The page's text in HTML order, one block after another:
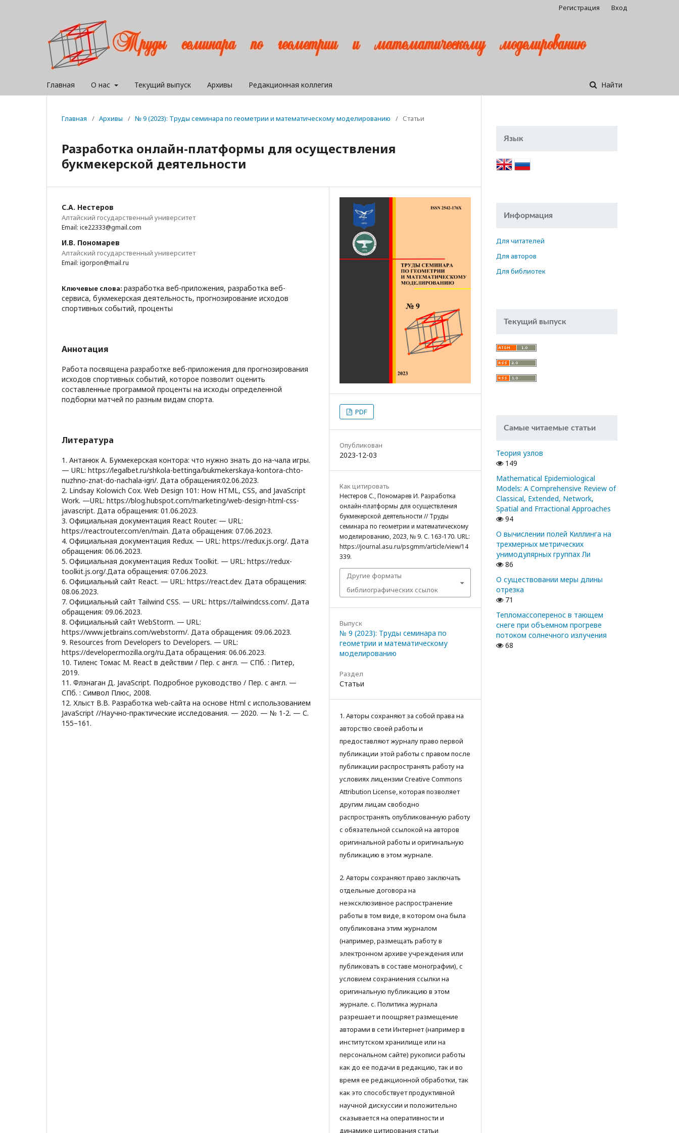
Главная О нас Текущий выпуск Архивы Редакционная коллегия Найти
Регистрация Вход
Главная / Архивы / № 9 (2023): Труды семинара по геометрии и математическому моделированию / Статьи
Разработка онлайн-платформы для осуществления
букмекерской деятельности
С.А. Нестеров
Алтайский государственный университет
Email: ice22333@gmail.com
И.В. Пономарев
Алтайский государственный университет
Email: igorpon@mail.ru
Ключевые слова: разработка веб-приложения, разработка веб-
сервиса, букмекерская деятельность, прогнозирование исходов
спортивных событий, проценты
Аннотация
Работа посвящена разработке веб-приложения для прогнозирования
исходов спортивных событий, которое позволит оценить
составленные программой проценты на исходы определенной
подборки матчей по разным видам спорта.
Литература
1. Антанюк А. Букмекерская контора: что нужно знать до на-чала игры.
— URL: https://legalbet.ru/shkola-bettinga/bukmekerskaya-kontora-chto-
nuzhno-znat-do-nachala-igri/. Дата обращения:02.06.2023.
2. Lindsay Kolowich Cox. Web Design 101: How HTML, CSS, and JavaScript
Work. —URL: https://blog.hubspot.com/marketing/web-design-html-css-
javascript. Дата обращения: 01.06.2023.
3. Официальная документация React Router. — URL:
https://reactrouter.com/en/main. Дата обращения: 07.06.2023.
4. Официальная документация Redux. — URL: https://redux.js.org/. Дата
обращения: 06.06.2023.
5. Официальная документация Redux Toolkit. — URL: https://redux-
toolkit.js.org/.Дата обращения: 07.06.2023.
6. Официальный сайт React. — URL: https://react.dev. Дата обращения:
08.06.2023.
7. Официальный сайт Tailwind CSS. — URL: https://tailwindcss.com/. Дата
обращения: 09.06.2023.
8. Официальный сайт WebStorm. — URL:
https://www.jetbrains.com/webstorm/. Дата обращения: 09.06.2023.
9. Resources from Developers to Developers. — URL:
https://developer.mozilla.org/ru.Дата обращения: 06.06.2023.
10. Тиленс Томас М. React в действии / Пер. с англ. — СПб. : Питер,
2019.
11. Флэнаган Д. JavaScript. Подробное руководство / Пер. с англ. —
СПб. : Символ Плюс, 2008.
12. Хлыст В.В. Разработка web-сайта на основе Html с использованием
JavaScript //Научно-практические исследования. — 2020. — № 1-2. — С.
155–161.
PDF
Опубликован
2023-12-03
Как цитировать
Нестеров С., Пономарев И. Разработка
онлайн-платформы для осуществления
букмекерской деятельности // Труды
семинара по геометрии и математическому
моделированию, 2023, № 9. С. 163-170. URL:
https://journal.asu.ru/psgmm/article/view/14
339.
Другие форматы
библиографических ссылок
Выпуск
№ 9 (2023): Труды семинара по
геометрии и математическому
моделированию
Раздел
Статьи
1. Авторы сохраняют за собой права на
авторство своей работы и
предоставляют журналу право первой
публикации этой работы с правом после
публикации распространять работу на
условиях лицензии Creative Commons
Attribution License, которая позволяет
другим лицам свободно
распространять опубликованную работу
с обязательной ссылокой на авторов
оригинальной работы и оригинальную
публикацию в этом журнале.
2. Авторы сохраняют право заключать
отдельные договора на
неэксклюзивное распространение
работы в том виде, в котором она была
опубликована этим журналом
(например, размещать работу в
электронном архиве учреждения или
публиковать в составе монографии), с
условием сохраниения ссылки на
оригинальную публикацию в этом
журнале. с. Политика журнала
разрешает и поощряет размещение
авторами в сети Интернет (например в
институтском хранилище или на
персональном сайте) рукописи работы
как до ее подачи в редакцию, так и во
время ее редакционной обработки, так
как это способствует продуктивной
научной дискуссии и положительно
сказывается на оперативности и
динамике цитирования статьи
Язык
Информация
Для читателей
Для авторов
Для библиотек
Текущий выпуск
Самые читаемые статьи
Теория узлов
149
Mathematical Epidemiological
Models: A Comprehensive Review of
Classical, Extended, Network,
Spatial and Frractional Approaches
94
О вычислении полей Киллинга на
трехмерных метрических
унимодулярных группах Ли
86
О существовании меры длины
отрезка
71
Тепломассоперенос в тающем
снеге при объемном прогреве
потоком солнечного излучения
68